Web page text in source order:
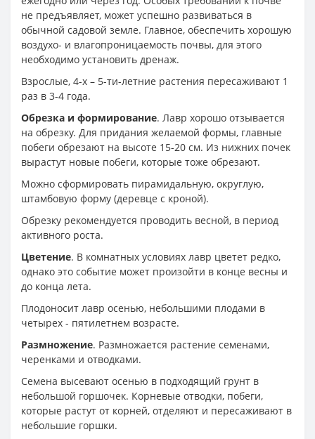
не предъявляет, может успешно развиваться в
обычной садовой земле. Главное, обеспечить хорошую
воздухо- и влагопроницаемость почвы, для этого
необходимо установить дренаж.
Взрослые, 4-х – 5-ти-летние растения пересаживают 1
раз в 3-4 года.
Обрезка и формирование. Лавр хорошо отзывается
на обрезку. Для придания желаемой формы, главные
побеги обрезают на высоте 15-20 см. Из нижних почек
вырастут новые побеги, которые тоже обрезают.
Можно сформировать пирамидальную, округлую,
штамбовую форму (деревце с кроной).
Обрезку рекомендуется проводить весной, в период
активного роста.
Цветение. В комнатных условиях лавр цветет редко,
однако это событие может произойти в конце весны и
до конца лета.
Плодоносит лавр осенью, небольшими плодами в
четырех - пятилетнем возрасте.
Размножение. Размножается растение семенами,
черенками и отводками.
Семена высевают осенью в подходящий грунт в
небольшой горшочек. Корневые отводки, побеги,
которые растут от корней, отделяют и пересаживают в
небольшие горшки.